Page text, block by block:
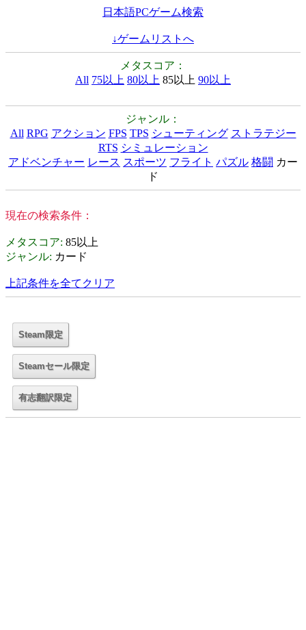
日本語PCゲーム検索
↓ゲームリストへ
メタスコア：
All 75以上 80以上 85以上 90以上
ジャンル：
All RPG アクション FPS TPS シューティング ストラテジー
RTS シミュレーション
アドベンチャー レース スポーツ フライト パズル 格闘 カー
ド
現在の検索条件：
メタスコア: 85以上
ジャンル: カード
上記条件を全てクリア